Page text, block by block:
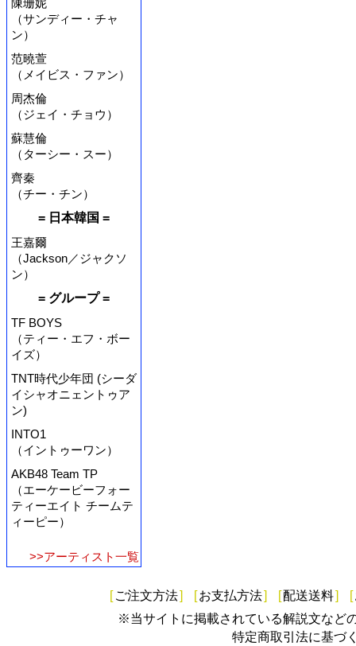
陳珊妮
（サンディー・チャ
ン）
范曉萱
（メイビス・ファン）
周杰倫
（ジェイ・チョウ）
蘇慧倫
（ターシー・スー）
齊秦
（チー・チン）
= 日本韓国 =
王嘉爾
（Jackson／ジャクソ
ン）
= グループ =
TF BOYS
（ティー・エフ・ボー
イズ）
TNT時代少年団 (シーダ
イシャオニェントゥア
ン)
INTO1
（イントゥーワン）
AKB48 Team TP
（エーケービーフォー
ティーエイト チームテ
ィーピー）
>>アーティスト一覧
[ ご注文方法] [お支払方法] [配送送料] [
※当サイトに掲載されている解説文など
特定商取引法に基づ